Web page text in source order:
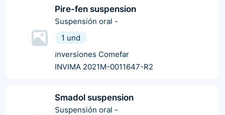
Pire-fen suspension
Suspensión oral -
1 und
Inversiones Comefar
INVIMA 2021M-0011647-R2
Smadol suspension
Suspensión oral -